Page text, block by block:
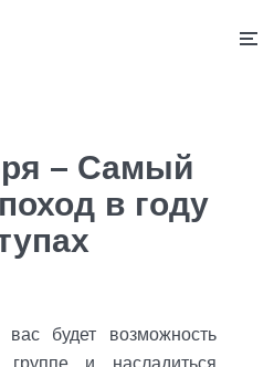
– Самый
в году
вас будет возможность
группе и насладиться